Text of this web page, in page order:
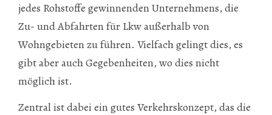
jedes Rohstoffe gewinnenden Unternehmens, die
Zu- und Abfahrten für Lkw außerhalb von
Wohngebieten zu führen. Vielfach gelingt dies, es
gibt aber auch Gegebenheiten, wo dies nicht
möglich ist.
Zentral ist dabei ein gutes Verkehrskonzept, das die